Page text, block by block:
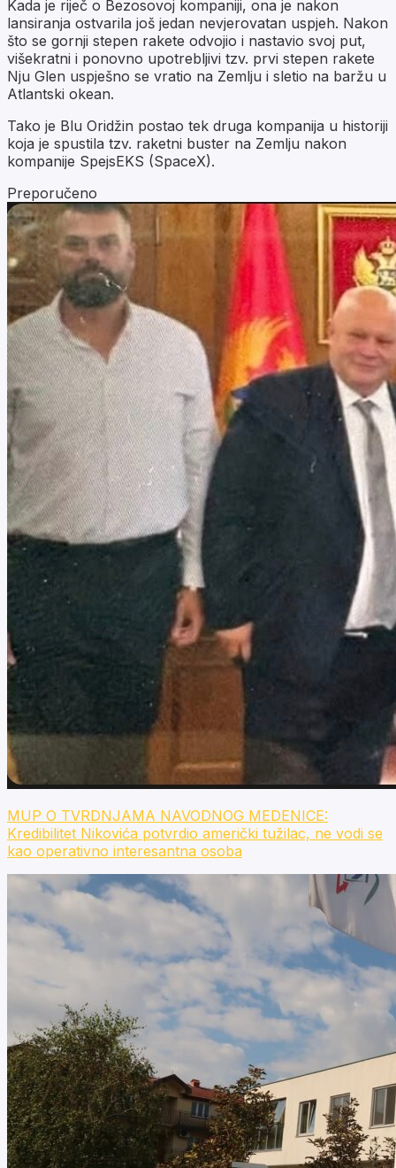
Kada je riječ o Bezosovoj kompaniji, ona je nakon
lansiranja ostvarila još jedan nevjerovatan uspjeh. Nakon
što se gornji stepen rakete odvojio i nastavio svoj put,
višekratni i ponovno upotrebljivi tzv. prvi stepen rakete
Nju Glen uspješno se vratio na Zemlju i sletio na baržu u
Atlantski okean.
Tako je Blu Oridžin postao tek druga kompanija u historiji
koja je spustila tzv. raketni buster na Zemlju nakon
kompanije SpejsEKS (SpaceX).
Preporučeno
MUP O TVRDNJAMA NAVODNOG MEDENICE:
Kredibilitet Nikovića potvrdio američki tužilac, ne vodi se
kao operativno interesantna osoba